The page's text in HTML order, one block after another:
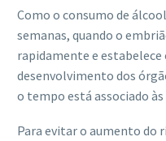
Como o consumo de
semanas, quando o
rapidamente e estabelece
desenvolvimento dos
o tempo está associado
Para evitar o aumento do